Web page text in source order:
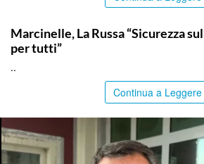
Marcinelle, La Russa “Sicurezza
per tutti”
..
Continua a Leggere